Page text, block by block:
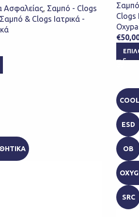
Ασφαλείας, Σαμπό - Clogs
Σαμπό & Clogs Ιατρικά -
Clogs
€
ESD
OB
SRC